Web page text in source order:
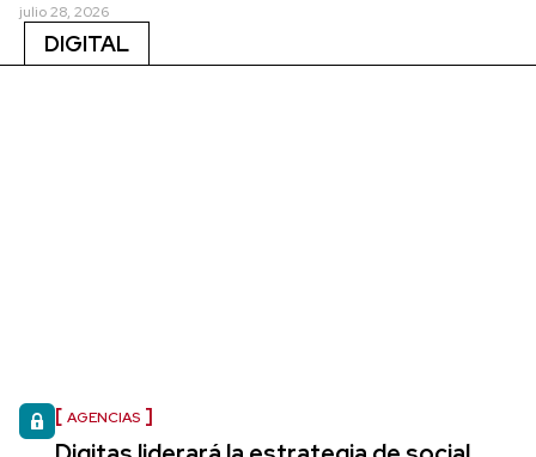
julio 28, 2026
DIGITAL
AGENCIAS